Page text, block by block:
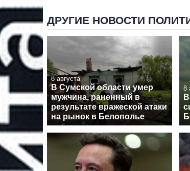
ДРУГИЕ НОВОСТИ
8 августа
В Сумской области умер
мужчина, раненный в
результате вражеской атаки
на рынок в Белополье
8